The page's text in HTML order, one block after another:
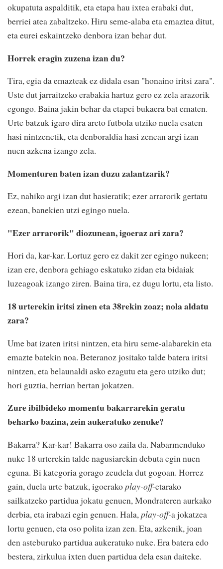
okupatuta aspalditik, eta etapa hau ixtea erabaki dut,
berriei atea zabaltzeko. Hiru seme-alaba eta emaztea ditut,
eta eurei eskaintzeko denbora izan behar dut.
Horrek eragin zuzena izan du?
Tira, egia da emazteak ez didala esan "honaino iritsi zara".
Uste dut jarraitzeko erabakia hartuz gero ez zela arazorik
egongo. Baina jakin behar da etapei bukaera bat ematen.
Urte batzuk igaro dira areto futbola utziko nuela esaten
hasi nintzenetik, eta denboraldia hasi zenean argi izan
nuen azkena izango zela.
Momenturen baten izan duzu zalantzarik?
Ez, nahiko argi izan dut hasieratik; ezer arrarorik gertatu
ezean, banekien utzi egingo nuela.
"Ezer arrarorik" diozunean, igoeraz ari zara?
Hori da, kar-kar. Lortuz gero ez dakit zer egingo nukeen;
izan ere, denbora gehiago eskatuko zidan eta bidaiak
luzeagoak izango ziren. Baina tira, ez dugu lortu, eta listo.
18 urterekin iritsi zinen eta 38rekin zoaz; nola aldatu
zara?
Ume bat izaten iritsi nintzen, eta hiru seme-alabarekin eta
emazte batekin noa. Beteranoz jositako talde batera iritsi
nintzen, eta belaunaldi asko ezagutu eta gero utziko dut;
hori guztia, herrian bertan jokatzen.
Zure ibilbideko momentu bakarrarekin geratu
beharko bazina, zein aukeratuko zenuke?
Bakarra? Kar-kar! Bakarra oso zaila da. Nabarmenduko
nuke 18 urterekin talde nagusiarekin debuta egin nuen
eguna. Bi kategoria gorago zeudela dut gogoan. Horrez
gain, duela urte batzuk, igoerakoplay-off-etarako
sailkatzeko partidua jokatu genuen, Mondrateren aurkako
derbia, eta irabazi egin genuen. Hala,play-off-a jokatzea
lortu genuen, eta oso polita izan zen. Eta, azkenik, joan
den asteburuko partidua aukeratuko nuke. Era batera edo
bestera, zirkulua ixten duen partidua dela esan daiteke.